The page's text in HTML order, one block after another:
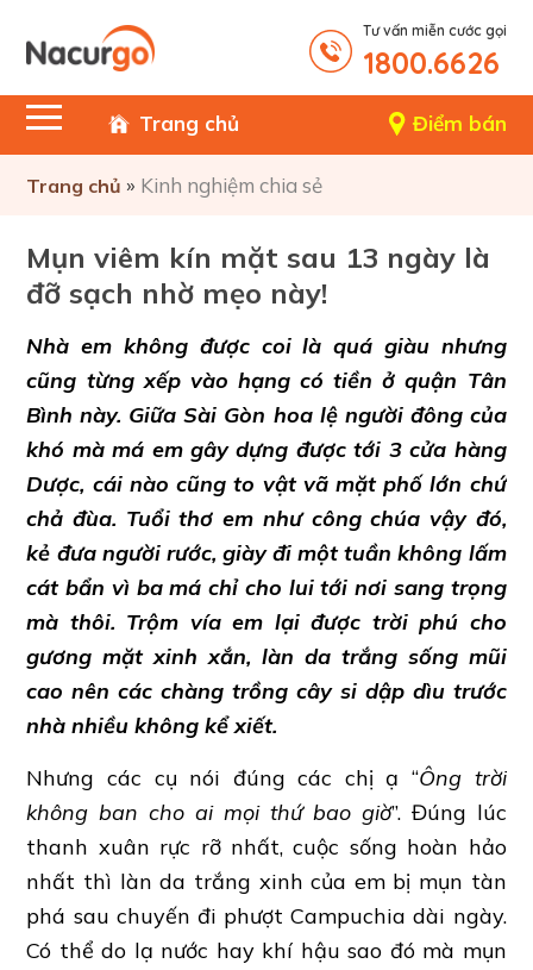
Tư vấn miễn cước gọi
1800.6626
Trang chủ Điểm bán
Trang chủ » Kinh nghiệm chia sẻ
Mụn viêm kín mặt sau 13 ngày là
đỡ sạch nhờ mẹo này!
Nhà em không được coi là quá giàu nhưng
cũng từng xếp vào hạng có tiền ở quận Tân
Bình này. Giữa Sài Gòn hoa lệ người đông của
khó mà má em gây dựng được tới 3 cửa hàng
Dược, cái nào cũng to vật vã mặt phố lớn chứ
chả đùa. Tuổi thơ em như công chúa vậy đó,
kẻ đưa người rước, giày đi một tuần không lấm
cát bẩn vì ba má chỉ cho lui tới nơi sang trọng
mà thôi. Trộm vía em lại được trời phú cho
gương mặt xinh xắn, làn da trắng sống mũi
cao nên các chàng trồng cây si dập dìu trước
nhà nhiều không kể xiết.
Nhưng các cụ nói đúng các chị ạ “Ông trời
không ban cho ai mọi thứ bao giờ”. Đúng lúc
thanh xuân rực rỡ nhất, cuộc sống hoàn hảo
nhất thì làn da trắng xinh của em bị mụn tàn
phá sau chuyến đi phượt Campuchia dài ngày.
Có thể do lạ nước hay khí hậu sao đó mà mụn